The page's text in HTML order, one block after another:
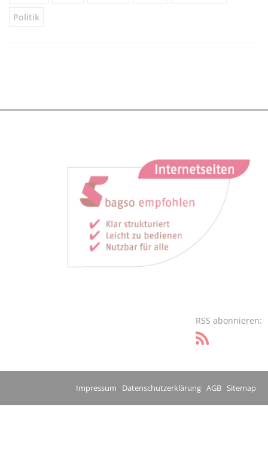
Politik
RSS abonnieren:
Impressum Datenschutzerklärung AGB Sitemap